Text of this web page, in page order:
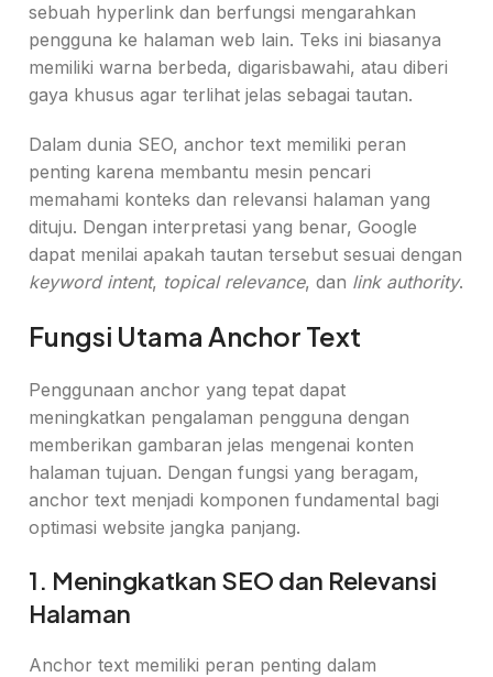
sebuah hyperlink dan berfungsi mengarahkan
pengguna ke halaman web lain. Teks ini biasanya
memiliki warna berbeda, digarisbawahi, atau diberi
gaya khusus agar terlihat jelas sebagai tautan.
Dalam dunia SEO, anchor text memiliki peran
penting karena membantu mesin pencari
memahami konteks dan relevansi halaman yang
dituju. Dengan interpretasi yang benar, Google
dapat menilai apakah tautan tersebut sesuai dengan
keyword intent, topical relevance, dan link authority.
Fungsi Utama Anchor Text
Penggunaan anchor yang tepat dapat
meningkatkan pengalaman pengguna dengan
memberikan gambaran jelas mengenai konten
halaman tujuan. Dengan fungsi yang beragam,
anchor text menjadi komponen fundamental bagi
optimasi website jangka panjang.
1. Meningkatkan SEO dan Relevansi
Halaman
Anchor text memiliki peran penting dalam